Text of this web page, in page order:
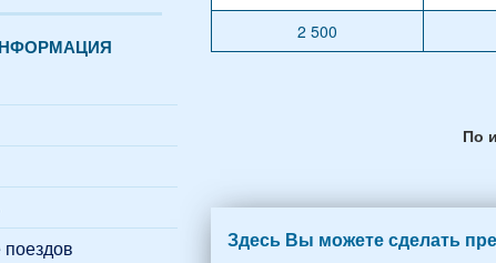
2 500
По
Здесь Вы можете сделать